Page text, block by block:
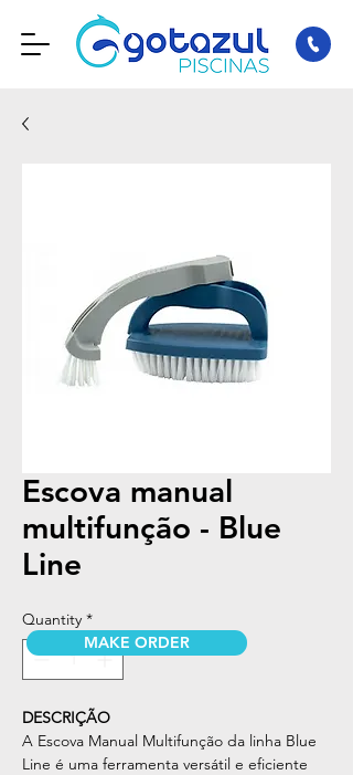
Escova manual
multifunção - Blue
Line
Quantity *
DESCRIÇÃO
A Escova Manual Multifunção da linha Blue
Line é uma ferramenta versátil e eficiente
MAKE ORDER